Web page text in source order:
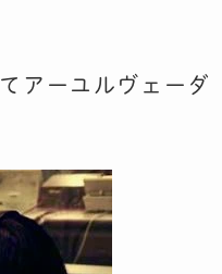
アーユルヴェーダ